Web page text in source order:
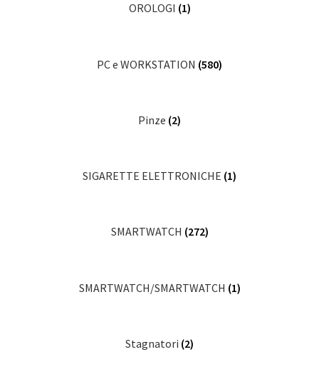
OROLOGI (1)
PC e WORKSTATION (580)
Pinze (2)
SIGARETTE ELETTRONICHE (1)
SMARTWATCH (272)
SMARTWATCH/SMARTWATCH (1)
Stagnatori (2)